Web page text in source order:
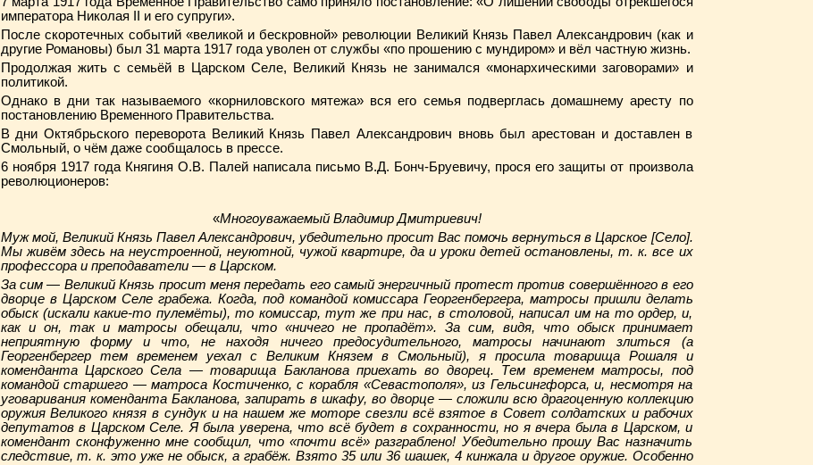
императора Николая II и его супруги».
После скоротечных событий «великой и бескровной» революции Великий Князь Павел Александрович (как и
другие Романовы) был 31 марта 1917 года уволен от службы «по прошению с мундиром» и вёл частную жизнь.
Продолжая жить с семьёй в Царском Селе, Великий Князь не занимался «монархическими заговорами» и
политикой.
Однако в дни так называемого «корниловского мятежа» вся его семья подверглась домашнему аресту по
постановлению Временного Правительства.
В дни Октябрьского переворота Великий Князь Павел Александрович вновь был арестован и доставлен в
Смольный, о чём даже сообщалось в прессе.
6 ноября 1917 года Княгиня О.В. Палей написала письмо В.Д. Бонч-Бруевичу, прося его защиты от произвола
революционеров:
«Многоуважаемый Владимир Дмитриевич!
Муж мой, Великий Князь Павел Александрович, убедительно просит Вас помочь вернуться в Царское [Село].
Мы живём здесь на неустроенной, неуютной, чужой квартире, да и уроки детей остановлены, т. к. все их
профессора и преподаватели — в Царском.
За сим — Великий Князь просит меня передать его самый энергичный протест против совершённого в его
дворце в Царском Селе грабежа. Когда, под командой комиссара Георгенбергера, матросы пришли делать
обыск (искали какие-то пулемёты), то комиссар, тут же при нас, в столовой, написал им на то ордер, и,
как и он, так и матросы обещали, что «ничего не пропадёт». За сим, видя, что обыск принимает
неприятную форму и что, не находя ничего предосудительного, матросы начинают злиться (а
Георгенбергер тем временем уехал с Великим Князем в Смольный), я просила товарища Рошаля и
коменданта Царского Села — товарища Бакланова приехать во дворец. Тем временем матросы, под
командой старшего — матроса Костиченко, с корабля «Севастополя», из Гельсингфорса, и, несмотря на
уговаривания коменданта Бакланова, запирать в шкафу, во дворце — сложили всю драгоценную коллекцию
оружия Великого князя в сундук и на нашем же моторе свезли всё взятое в Совет солдатских и рабочих
депутатов в Царском Селе. Я была уверена, что всё будет в сохранности, но я вчера была в Царском, и
комендант сконфуженно мне сообщил, что «почти всё» разграблено! Убедительно прошу Вас назначить
следствие, т. к. это уже не обыск, а грабёж. Взято 35 или 36 шашек, 4 кинжала и другое оружие. Особенно